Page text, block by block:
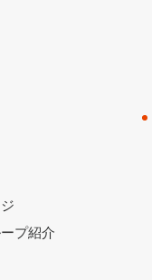
プ紹介